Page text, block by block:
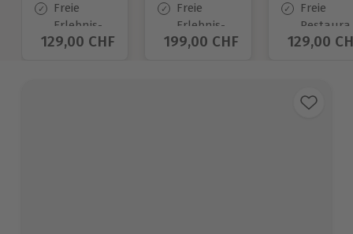
Freie
Erlebnis-
Auswahl
Aktueller Preis
129,00 CHF
Freie
Erlebnis-
Auswahl
Aktueller Preis
199,00 CHF
Freie
Auswahl
Aktueller
129,00